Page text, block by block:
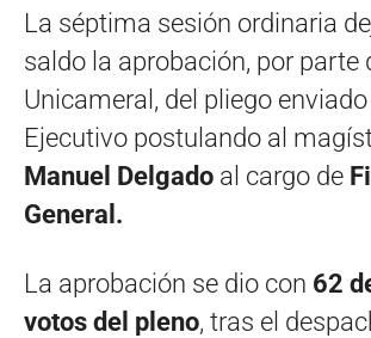
La séptima sesión ordinaria
saldo la aprobación, por parte
Unicameral, del pliego
Ejecutivo postulando al
Manuel Delgado al cargo de
General.
La aprobación se dio con 62
votos del pleno, tras el